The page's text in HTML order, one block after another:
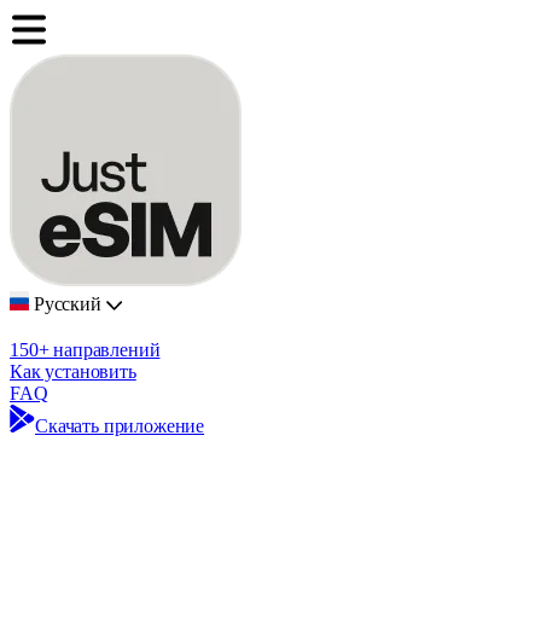
Русский
150+ направлений
Как установить
FAQ
Скачать приложение